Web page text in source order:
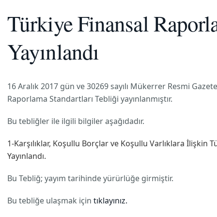
Türkiye Finansal
Yayınlandı
16 Aralık 2017 gün ve 30269 sayılı Mükerrer Resmi
Raporlama Standartları Tebliği yayınlanmıştır.
Bu tebliğler ile ilgili bilgiler aşağıdadır.
1-Karşılıklar, Koşullu Borçlar ve Koşullu Varlıklara İlişkin
Yayınlandı.
Bu Tebliğ; yayım tarihinde yürürlüğe girmiştir.
Bu tebliğe ulaşmak için tıklayınız.